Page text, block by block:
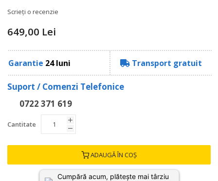
images
Scrieți o recenzie
649,00 Lei
Garantie 24 luni Transport gratuit
Suport / Comenzi Telefonice
0722 371 619
Cantitate
ADAUGĂ ÎN COȘ
Cumpără acum, plătește mai târziu